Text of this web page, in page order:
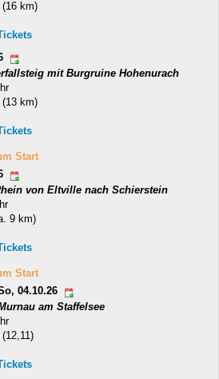
(16 km)
mit Burgruine Hohenurach
(13 km)
Start
von Eltville nach Schierstein
9 km)
Start
04.10.26
am Staffelsee